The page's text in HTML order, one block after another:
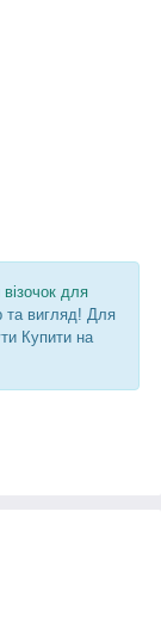
візочок для
та вигляд! Для
Купити на